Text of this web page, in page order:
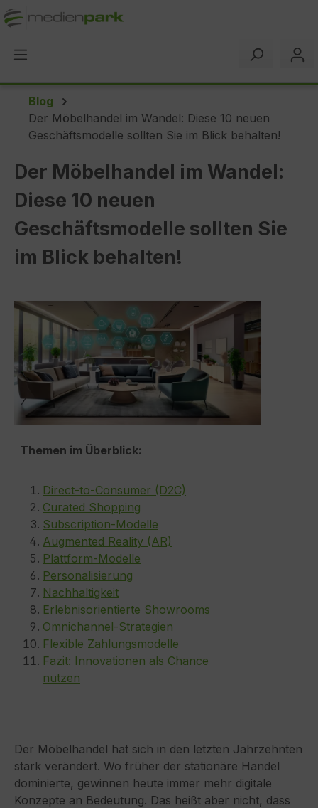
springen
Blog
Der Möbelhandel im Wandel: Diese 10 neuen
Geschäftsmodelle sollten Sie im Blick behalten!
Der Möbelhandel im Wandel:
Diese 10 neuen
Geschäftsmodelle sollten Sie
im Blick behalten!
Themen im Überblick:
Direct-to-Consumer (D2C)
Curated Shopping
Subscription-Modelle
Augmented Reality (AR)
Plattform-Modelle
Personalisierung
Nachhaltigkeit
Erlebnisorientierte Showrooms
Omnichannel-Strategien
Flexible Zahlungsmodelle
Fazit: Innovationen als Chance
nutzen
Der Möbelhandel hat sich in den letzten Jahrzehnten
stark verändert. Wo früher der stationäre Handel
dominierte, gewinnen heute immer mehr digitale
Konzepte an Bedeutung. Das heißt aber nicht, dass